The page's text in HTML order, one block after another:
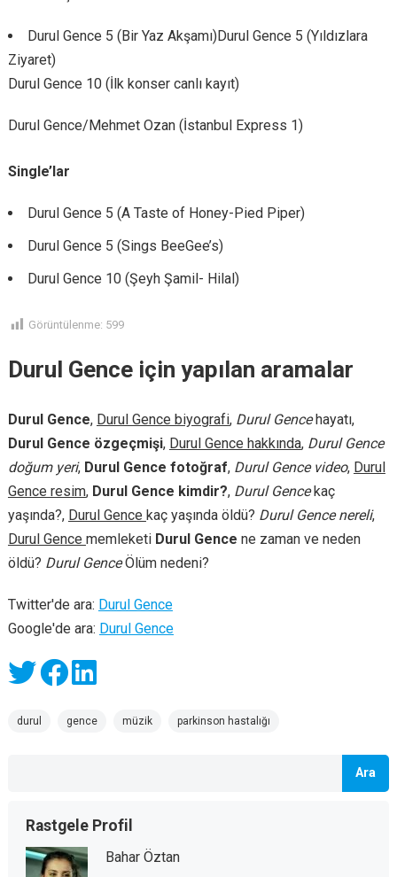
Durul Gence 5 (Bir Yaz Akşamı)Durul Gence 5 (Yıldızlara
Ziyaret)
Durul Gence 10 (İlk konser canlı kayıt)
Durul Gence/Mehmet Ozan (İstanbul Express 1)
Single’lar
Durul Gence 5 (A Taste of Honey-Pied Piper)
Durul Gence 5 (Sings BeeGee’s)
Durul Gence 10 (Şeyh Şamil- Hilal)
Görüntülenme: 599
Durul Gence için yapılan aramalar
Durul Gence, Durul Gence biyografi, Durul Gencehayatı,
Durul Gence özgeçmişi, Durul Gence hakkında, Durul Gence
doğum yeri, Durul Gence fotoğraf, Durul Gence video, Durul
Gence resim, Durul Gence kimdir?, Durul Gencekaç
yaşında?, Durul Gence kaç yaşında öldü? Durul Gence nereli,
Durul Gence memleketi Durul Gence ne zaman ve neden
öldü? Durul GenceÖlüm nedeni?
Twitter'de ara: Durul Gence
Google'de ara: Durul Gence
durul gence müzik parkinson hastalığı
Ara
Rastgele Profil
Bahar Öztan